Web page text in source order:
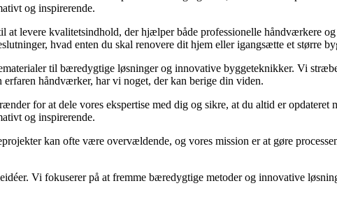
og inspirerende.
levere kvalitetsindhold, der hjælper både professionelle håndværkere
hvad enten du skal renovere dit hjem eller igangsætte et større
til bæredygtige løsninger og innovative byggeteknikker. Vi
håndværker, har vi noget, der kan berige din viden.
for at dele vores ekspertise med dig og sikre, at du altid er opdateret
og inspirerende.
kan ofte være overvældende, og vores mission er at gøre
Vi fokuserer på at fremme bæredygtige metoder og innovative